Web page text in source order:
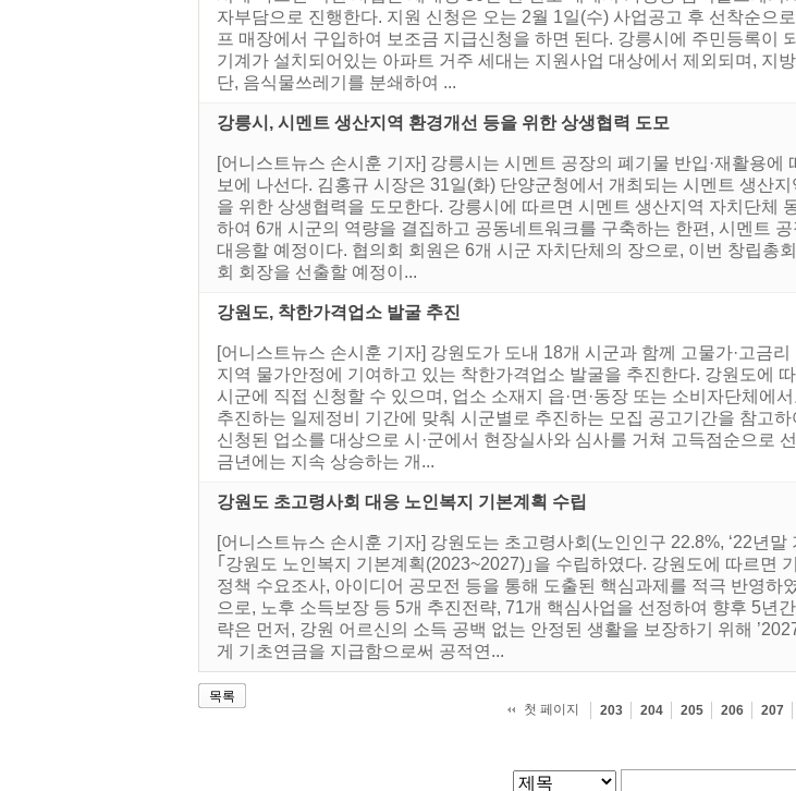
자부담으로 진행한다. 지원 신청은 오는 2월 1일(수) 사업공고 후 선착순으
프 매장에서 구입하여 보조금 지급신청을 하면 된다. 강릉시에 주민등록이
기계가 설치되어있는 아파트 거주 세대는 지원사업 대상에서 제외되며, 지
단, 음식물쓰레기를 분쇄하여 ...
강릉시, 시멘트 생산지역 환경개선 등을 위한 상생협력 도모
[어니스트뉴스 손시훈 기자] 강릉시는 시멘트 공장의 폐기물 반입·재활용
보에 나선다. 김홍규 시장은 31일(화) 단양군청에서 개최되는 시멘트 생산
을 위한 상생협력을 도모한다. 강릉시에 따르면 시멘트 생산지역 자치단체
하여 6개 시군의 역량을 결집하고 공동네트워크를 구축하는 한편, 시멘트
대응할 예정이다. 협의회 회원은 6개 시군 자치단체의 장으로, 이번 창립총
회 회장을 선출할 예정이...
강원도, 착한가격업소 발굴 추진
[어니스트뉴스 손시훈 기자] 강원도가 도내 18개 시군과 함께 고물가·고금
지역 물가안정에 기여하고 있는 착한가격업소 발굴을 추진한다. 강원도에
시군에 직접 신청할 수 있으며, 업소 소재지 읍·면·동장 또는 소비자단체에
추진하는 일제정비 기간에 맞춰 시군별로 추진하는 모집 공고기간을 참고
신청된 업소를 대상으로 시·군에서 현장실사와 심사를 거쳐 고득점순으로
금년에는 지속 상승하는 개...
강원도 초고령사회 대응 노인복지 기본계획 수립
[어니스트뉴스 손시훈 기자] 강원도는 초고령사회(노인인구 22.8%, ‘22년
｢강원도 노인복지 기본계획(2023~2027)｣을 수립하였다. 강원도에 따르면
정책 수요조사, 아이디어 공모전 등을 통해 도출된 핵심과제를 적극 반영하
으로, 노후 소득보장 등 5개 추진전략, 71개 핵심사업을 선정하여 향후 5년
략은 먼저, 강원 어르신의 소득 공백 없는 안정된 생활을 보장하기 위해
게 기초연금을 지급함으로써 공적연...
목록
첫 페이지
203 204 205 206 207